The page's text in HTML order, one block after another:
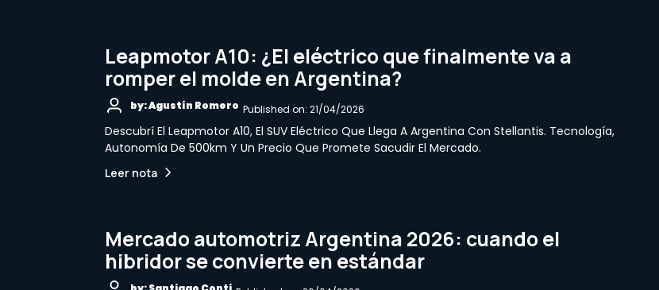
Leapmotor A10: ¿El eléctrico que finalmente va a
romper el molde en Argentina?
by: Agustín Romero Published on: 21/04/2026
Descubrí El Leapmotor A10, El SUV Eléctrico Que Llega A Argentina Con Stellantis. Tecnología,
Autonomía De 500km Y Un Precio Que Promete Sacudir El Mercado.
Leer nota
Mercado automotriz Argentina 2026: cuando el
hibridor se convierte en estándar